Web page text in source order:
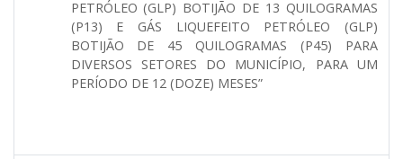
PETRÓLEO (GLP) BOTIJÃO DE 13 QUILOGRAMAS
(P13) E GÁS LIQUEFEITO PETRÓLEO (GLP)
BOTIJÃO DE 45 QUILOGRAMAS (P45) PARA
DIVERSOS SETORES DO MUNICÍPIO, PARA UM
PERÍODO DE 12 (DOZE) MESES”